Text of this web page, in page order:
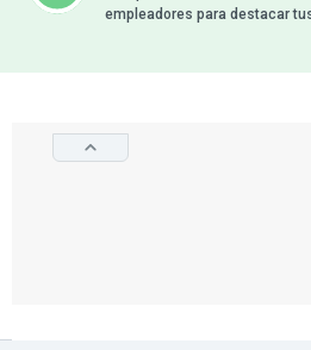
empleadores para destacar